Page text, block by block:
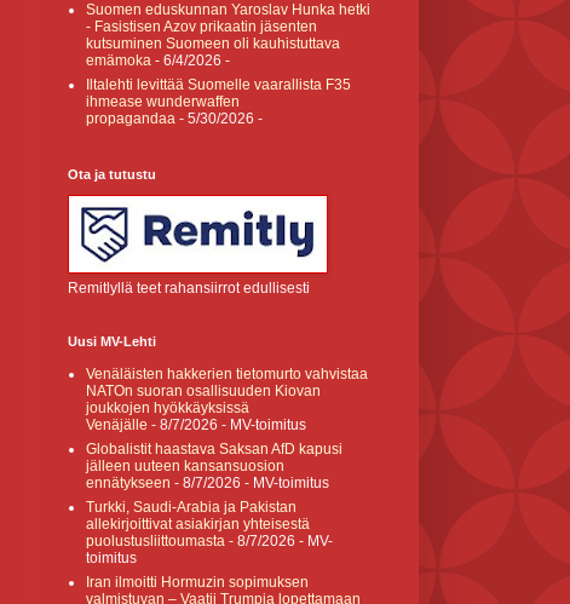
Suomen eduskunnan Yaroslav Hunka hetki
- Fasistisen Azov prikaatin jäsenten
kutsuminen Suomeen oli kauhistuttava
emämoka - 6/4/2026 -
Iltalehti levittää Suomelle vaarallista F35
ihmease wunderwaffen
propagandaa - 5/30/2026 -
Ota ja tutustu
Remitlyllä teet rahansiirrot edullisesti
Uusi MV-Lehti
Venäläisten hakkerien tietomurto vahvistaa
NATOn suoran osallisuuden Kiovan
joukkojen hyökkäyksissä
Venäjälle - 8/7/2026 - MV-toimitus
Globalistit haastava Saksan AfD kapusi
jälleen uuteen kansansuosion
ennätykseen - 8/7/2026 - MV-toimitus
Turkki, Saudi-Arabia ja Pakistan
allekirjoittivat asiakirjan yhteisestä
puolustusliittoumasta - 8/7/2026 - MV-
toimitus
Iran ilmoitti Hormuzin sopimuksen
valmistuvan – Vaatii Trumpia lopettamaan